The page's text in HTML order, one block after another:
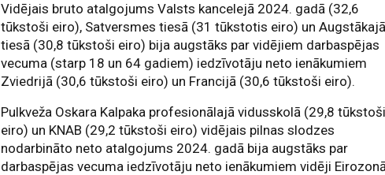
Vidējais bruto atalgojums Valsts kancelejā 2024. gadā (32,6
tūkstoši eiro), Satversmes tiesā (31 tūkstotis eiro) un Augstākajā
tiesā (30,8 tūkstoši eiro) bija augstāks par vidējiem darbaspējas
vecuma (starp 18 un 64 gadiem) iedzīvotāju neto ienākumiem
Zviedrijā (30,6 tūkstoši eiro) un Francijā (30,6 tūkstoši eiro).
Pulkveža Oskara Kalpaka profesionālajā vidusskolā (29,8 tūkstoši
eiro) un KNAB (29,2 tūkstoši eiro) vidējais pilnas slodzes
nodarbināto neto atalgojums 2024. gadā bija augstāks par
darbaspējas vecuma iedzīvotāju neto ienākumiem vidēji